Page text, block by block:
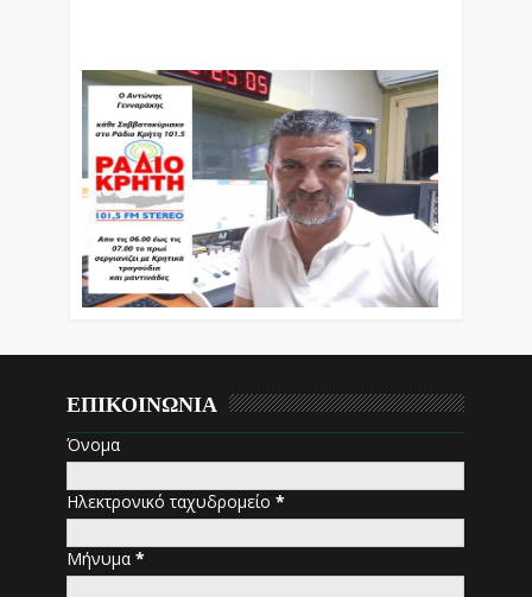
ΕΠΙΚΟΙΝΩΝΙΑ
Όνομα
Ηλεκτρονικό ταχυδρομείο*
Μήνυμα*